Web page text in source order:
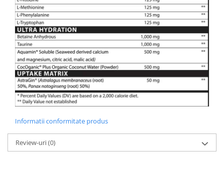
Informatii conformitate produs
Review-uri(0)